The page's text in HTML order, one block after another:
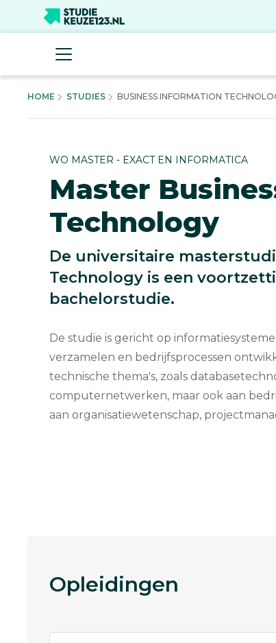
HOME STUDIES BUSINESS INFORMATION
WO MASTER - EXACT EN INFORMATICA
Master
Technology
De universitaire
Technology is een
bachelorstudie.
De studie is gericht op
verzamelen en bedrijfsprocessen
technische thema's, zoals
computernetwerken, maar ook aan
aan organisatiewetenschap,
Opleidingen